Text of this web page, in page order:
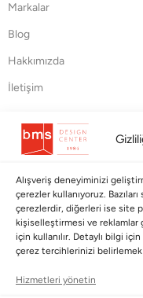
Alışveriş deneyiminizi
çerezler kullanıyoruz.
çerezlerdir, diğerleri ise site
kişiselleştirmesi ve reklamlar
için kullanılır. Detaylı bilgi
çerez tercihlerinizi belirlemek
Hizmetleri yönetin
Markalar
Blog
Hakkımızda
İletişim
Koleksiyonlar
Babalar Günü
Anneler Günü
Sevgililer Günü
Saraylardan Evinize
Wedding
Pet Collection